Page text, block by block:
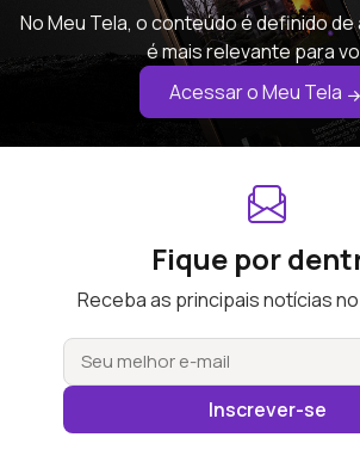
No Meu Tela, o conteúdo é definido
é mais relevante para
Acessar o Meu Tela
Fique por
Receba as principais notícias
Inscrever-se